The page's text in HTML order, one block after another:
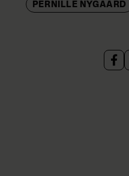
PERNILLE NYGAARD